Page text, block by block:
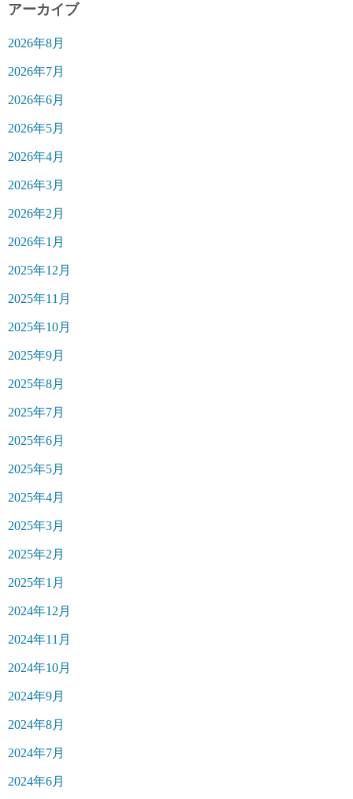
アーカイブ
2026年8月
2026年7月
2026年6月
2026年5月
2026年4月
2026年3月
2026年2月
2026年1月
2025年12月
2025年11月
2025年10月
2025年9月
2025年8月
2025年7月
2025年6月
2025年5月
2025年4月
2025年3月
2025年2月
2025年1月
2024年12月
2024年11月
2024年10月
2024年9月
2024年8月
2024年7月
2024年6月